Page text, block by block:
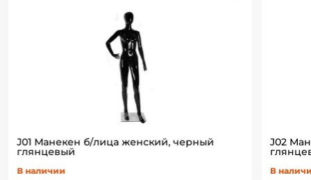
J01 Манекен б/лица женский, черный
глянцевый
В наличии
J02
В